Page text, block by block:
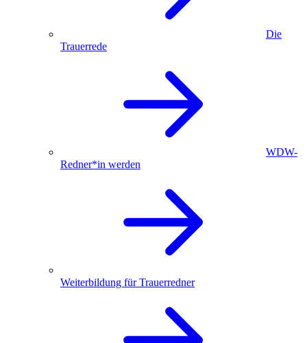
Die
Trauerrede
WDW-
Redner*in werden
Weiterbildung für Trauerredner